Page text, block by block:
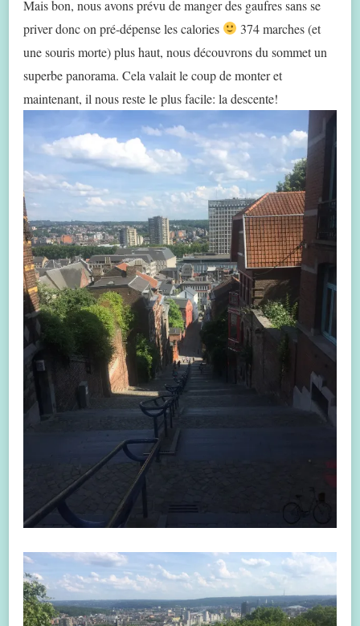
Mais bon, nous avons prévu de manger des gaufres sans se
priver donc on pré-dépense les calories
374 marches (et
une souris morte) plus haut, nous découvrons du sommet un
superbe panorama. Cela valait le coup de monter et
maintenant, il nous reste le plus facile: la descente!